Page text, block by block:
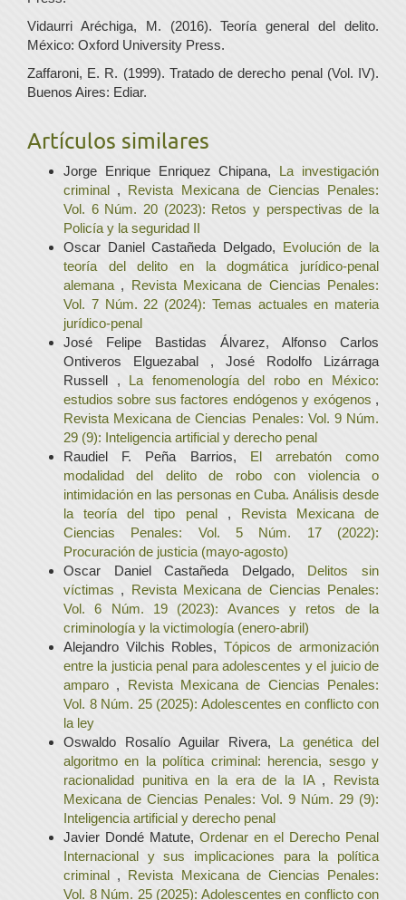
Vidaurri Aréchiga, M. (2016). Teoría general del delito.
México: Oxford University Press.
Zaffaroni, E. R. (1999). Tratado de derecho penal (Vol. IV).
Buenos Aires: Ediar.
Artículos similares
Jorge Enrique Enriquez Chipana, La investigación
criminal , Revista Mexicana de Ciencias Penales:
Vol. 6 Núm. 20 (2023): Retos y perspectivas de la
Policía y la seguridad II
Oscar Daniel Castañeda Delgado, Evolución de la
teoría del delito en la dogmática jurídico-penal
alemana , Revista Mexicana de Ciencias Penales:
Vol. 7 Núm. 22 (2024): Temas actuales en materia
jurídico-penal
José Felipe Bastidas Álvarez, Alfonso Carlos
Ontiveros Elguezabal , José Rodolfo Lizárraga
Russell , La fenomenología del robo en México:
estudios sobre sus factores endógenos y exógenos ,
Revista Mexicana de Ciencias Penales: Vol. 9 Núm.
29 (9): Inteligencia artificial y derecho penal
Raudiel F. Peña Barrios, El arrebatón como
modalidad del delito de robo con violencia o
intimidación en las personas en Cuba. Análisis desde
la teoría del tipo penal , Revista Mexicana de
Ciencias Penales: Vol. 5 Núm. 17 (2022):
Procuración de justicia (mayo-agosto)
Oscar Daniel Castañeda Delgado, Delitos sin
víctimas , Revista Mexicana de Ciencias Penales:
Vol. 6 Núm. 19 (2023): Avances y retos de la
criminología y la victimología (enero-abril)
Alejandro Vilchis Robles, Tópicos de armonización
entre la justicia penal para adolescentes y el juicio de
amparo , Revista Mexicana de Ciencias Penales:
Vol. 8 Núm. 25 (2025): Adolescentes en conflicto con
la ley
Oswaldo Rosalío Aguilar Rivera, La genética del
algoritmo en la política criminal: herencia, sesgo y
racionalidad punitiva en la era de la IA , Revista
Mexicana de Ciencias Penales: Vol. 9 Núm. 29 (9):
Inteligencia artificial y derecho penal
Javier Dondé Matute, Ordenar en el Derecho Penal
Internacional y sus implicaciones para la política
criminal , Revista Mexicana de Ciencias Penales:
Vol. 8 Núm. 25 (2025): Adolescentes en conflicto con